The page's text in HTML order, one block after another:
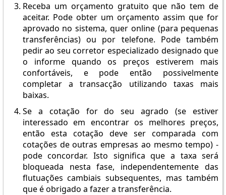
Receba um orçamento gratuito que não tem de
aceitar. Pode obter um orçamento assim que for
aprovado no sistema, quer online (para pequenas
transferências) ou por telefone. Pode também
pedir ao seu corretor especializado designado que
o informe quando os preços estiverem mais
confortáveis, e pode então possivelmente
completar a transacção utilizando taxas mais
baixas.
Se a cotação for do seu agrado (se estiver
interessado em encontrar os melhores preços,
então esta cotação deve ser comparada com
cotações de outras empresas ao mesmo tempo) -
pode concordar. Isto significa que a taxa será
bloqueada nesta fase, independentemente das
flutuações cambiais subsequentes, mas também
que é obrigado a fazer a transferência.